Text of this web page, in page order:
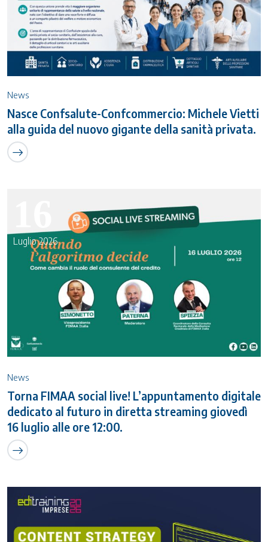
News
Nasce Confsalute-Confcommercio: Michele Vietti
alla guida del nuovo gigante della sanità privata.
Luglio 2026
News
Torna FIMAA social live! L’appuntamento digitale
dedicato al futuro in diretta streaming giovedì
16 luglio alle ore 12:00.